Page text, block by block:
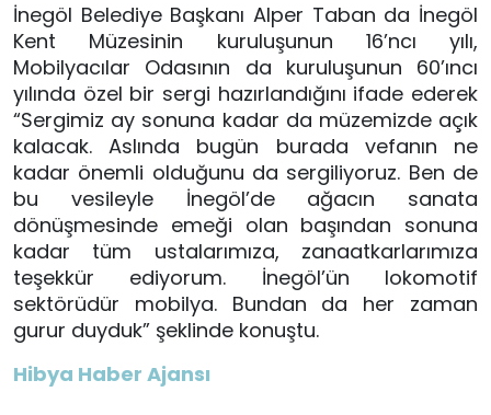
İnegöl Belediye Başkanı Alper Taban da İnegöl
Kent Müzesinin kuruluşunun 16’ncı yılı,
Mobilyacılar Odasının da kuruluşunun 60’ıncı
yılında özel bir sergi hazırlandığını ifade ederek
“Sergimiz ay sonuna kadar da müzemizde açık
kalacak. Aslında bugün burada vefanın ne
kadar önemli olduğunu da sergiliyoruz. Ben de
bu vesileyle İnegöl’de ağacın sanata
dönüşmesinde emeği olan başından sonuna
kadar tüm ustalarımıza, zanaatkarlarımıza
teşekkür ediyorum. İnegöl’ün lokomotif
sektörüdür mobilya. Bundan da her zaman
gurur duyduk” şeklinde konuştu.
Hibya Haber Ajansı